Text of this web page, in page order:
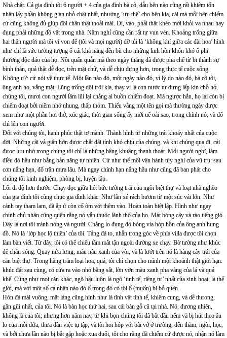
Nhà chật. Cả gia đình tôi 6 người + 4 của gia đình bà cô, dẫu bên nào cũng rất khiêm tốn
nhận lấy phần không gian nhỏ chật nhất, nhường ‘ưu thế’ cho bên kia, cái mà mỗi bên chiếm
cứ cũng không đủ giúp đôi chân thật thoải mái. Đi, vào, phải thật khéo mới khỏi va nhau hay
đụng phải những đồ vật trong nhà. Nằm nghỉ cũng cần rất tự vun vén. Khoảng trống giữa
hai thân người mà tôi ví von để (tôi và mọi người) đỡ tủi là ‘không khí giữa các đài hoa’ hình
như chỉ là sức tưởng tượng ố cái khả năng đền bù cho những linh hồn khốn khó ố phi
thường độc đáo của họ. Nồi quấn quẫn mà theo ngày tháng đã được pha chế từ bi thành sự
bình thản, quả thật dễ đọc, trên mặt chữ, và dễ chịu đựng hơn, trong thực tế cuộc sống.
Không ư?: cứ nói về thực tế. Một lần nào đó, một ngày nào đó, vì lý do nào đó, bà cô tôi,
ông anh họ, vắng mặt. Lũng trống dôi trội kia, thay vì là con nước tự dưng lấp kín chỗ hở,
chúng tôi, mươi con người lầm lũi lại chẳng ai buồn chiếm đoạt. Mà ngược hẳn, họ lại còn bị
chiếm đoạt bởi niềm nhớ nhung, thấp thỏm. Thiếu vắng một tên gọi mà thường ngày được
xem như một phần hơi thở, xúc giác, thời gian sống ấy mới uể oải sao, trong chính nó, và đổ
chì lên con người.
Đối với chúng tôi, hạnh phúc thật tơ mành. Thành hình từ những trái khoáy nhất của cuộc
đời. Những cãi vả giận hờn được chắt đãi tính khó chịu của chúng, và khi chúng qua đi, cái
được lưu nhớ trong chúng tôi chỉ là những bâng khuâng thanh thoát. Mỗi người nghĩ, làm
điều đó hầu như bằng bản năng tự nhiên. Cứ như thể mối vận hành tùy nghi của vũ trụ: sau
cơn nắng hạn, đổ trận mưa lâu. Mà ngay chính hạn nắng hầu như cũng đã ban phát cho
chúng tôi kinh nghiệm, phòng bị, luyện tập.
Lối đi độ hơn thước. Chạy dọc giữa hết bức tường trái của ngôi biệt thự và loạt nhà nghèo
của gia đình tôi cùng chục gia đình khác. Như lằn xẻ rách bươm từ một súc vải lớn. Như
cánh tay tham lam, đã ắp ứ còn cố ôm vớt thêm vào. Hoàn toàn biệt lập. Hình như ngay
chính chủ nhân cũng quên rằng nó vẫn thuộc lãnh thổ của họ. Mát bóng cây và rào tiếng gió.
Đây là nơi tôi tránh nóng và người. Chẳng lo đụng độ bóng vía hớp hồn của ông anh hung
đồ. Nó là ‘lớp học lộ thiên’ của tôi. Tảng đá to, nhẵn trong góc về phía villa được tôi chọn
làm bàn viết. Từ đây, tôi có thể chiếu tầm mắt tận ngoài đường xe chạy. Bờ tường như khúc
đê chắn sóng. Quay nửa lưng, màu nâu xanh của vôi, và là lướt trên nó là hàng cây trái của
căn biệt thự. Trong hàng trăm loại hoa, quả, tôi chỉ chọn cho mình một khoảnh thật giới hạn:
khúc đất sau cùng, có cửa ra vào nhỏ bằng sắt, lờn vờn màu xanh pha vàng của lá và quả
khế. Cũng như mọi căn khác, ngõ hậu luôn là ngõ ‘tinh tế, riêng tư’ nhất của sinh hoạt; là thế
giới, mà với một số cá nhân nào đó ố trong đó có tôi ố (muốn) bị bỏ quên.
Hòn đá mài vuông, mặt láng cũng hình như là tĩnh vật tinh tế, khiêm cung, và dễ thương,
gần gũi nhất, của tôi. Nó là bàn học thứ hai, sau cái bàn gỗ cũ tại nhà. Nó, đương nhiên,
không là của tôi; nhưng hơn năm nay, từ khi bọn chúng tôi đã bắt đầu nếm và bị hút theo âu
lo của mỗi đứa, thưa dần việc tụ tập, và tôi hoi hóp với bài vở ở trường, đến thăm, ngồi, học,
và bởi chưa lần nào bị bắt gặp hoặc xua đuổi, tôi cho rằng đã chiếm cứ được nó, nhận nó làm